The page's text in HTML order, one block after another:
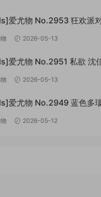
爱尤物 No.2953 狂欢派
2026-05-13
爱尤物 No.2951 私欲 沈
2026-05-13
爱尤物 No.2949 蓝色多
2026-05-12